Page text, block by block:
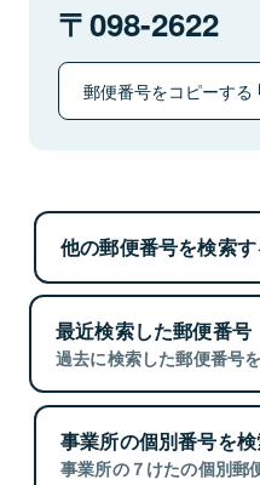
098-2622
郵便番号をコピーする
他の郵便番号を検索す
最近検索した郵便番号
過去に検索した郵便番号
事業所の個別番号を
事業所の７けたの個別郵